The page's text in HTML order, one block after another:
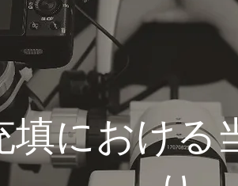
填における